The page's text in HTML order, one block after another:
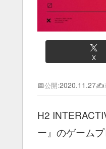
X
📅公開:2020.11.27✍️
H2
ー』のゲーム